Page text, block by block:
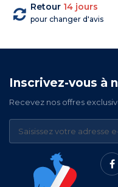
Retour 14 jours
pour changer d'avis
Inscrivez-vous à
Recevez nos offres